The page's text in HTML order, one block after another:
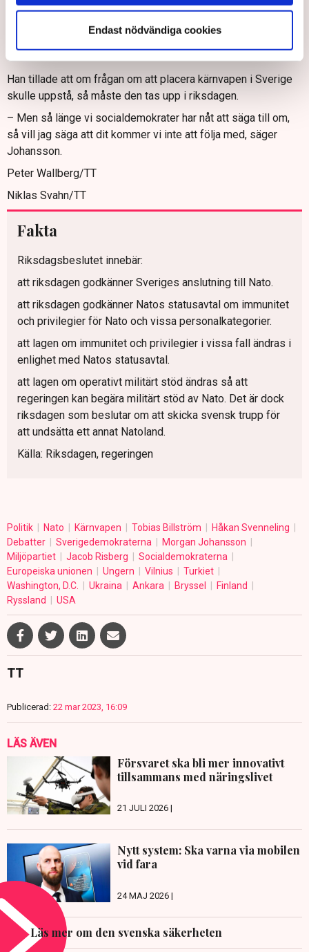
Endast nödvändiga cookies
gjorda. Det finns ingen rörelse någonstans för att Sverige ska
påtvingas varken baser eller kärnvapen, sade
Socialdemokraternas utrikespolitiske talesperson Morgan
Johansson.
Han tillade att om frågan om att placera kärnvapen i Sverige
skulle uppstå, så måste den tas upp i riksdagen.
– Men så länge vi socialdemokrater har nåt att säga till om,
så vill jag säga att dit kommer vi inte att följa med, säger
Johansson.
Peter Wallberg/TT
Niklas Svahn/TT
Fakta
Riksdagsbeslutet innebär:
att riksdagen godkänner Sveriges anslutning till Nato.
att riksdagen godkänner Natos statusavtal om immunitet
och privilegier för Nato och vissa personalkategorier.
att lagen om immunitet och privilegier i vissa fall ändras i
enlighet med Natos statusavtal.
att lagen om operativt militärt stöd ändras så att
regeringen kan begära militärt stöd av Nato. Det är dock
riksdagen som beslutar om att skicka svensk trupp för
att undsätta ett annat Natoland.
Källa: Riksdagen, regeringen
Politik Nato Kärnvapen Tobias Billström
Håkan Svenneling
Debatter
Sverigedemokraterna
Morgan Johansson
Miljöpartiet
Jacob Risberg
Socialdemokraterna
Europeiska unionen
Ungern Vilnius
Turkiet
Washington, D.C.
Ukraina Ankara Bryssel
Finland
Ryssland
USA
TT
Publicerad: 22 mar 2023, 16:09
LÄS ÄVEN
Försvaret ska bli mer innovativt
tillsammans med näringslivet
21 JULI 2026 |
Nytt system: Ska varna via mobilen
vid fara
24 MAJ 2026 |
Läs mer om den svenska säkerheten